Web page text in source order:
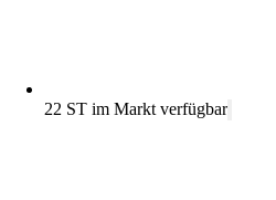
22 ST im Markt verfügbar